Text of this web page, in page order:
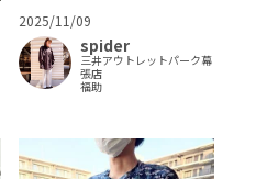
2025/11/09
spider
三井アウトレットパーク幕
張店
福助